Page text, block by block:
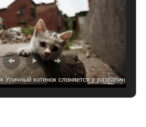
Уличный котенок слоняется у развалин